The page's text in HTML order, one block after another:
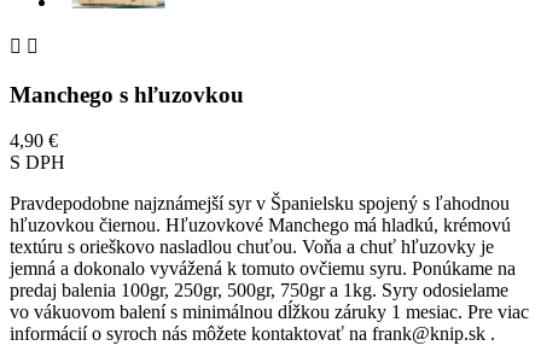
 
Manchego s hľuzovkou
4,90 €
S DPH
Pravdepodobne najznámejší syr v Španielsku spojený s ľahodnou
hľuzovkou čiernou. Hľuzovkové Manchego má hladkú, krémovú
textúru s orieškovo nasladlou chuťou. Voňa a chuť hľuzovky je
jemná a dokonalo vyvážená k tomuto ovčiemu syru. Ponúkame na
predaj balenia 100gr, 250gr, 500gr, 750gr a 1kg. Syry odosielame
vo vákuovom balení s minimálnou dĺžkou záruky 1 mesiac. Pre viac
informácií o syroch nás môžete kontaktovať na frank@knip.sk .